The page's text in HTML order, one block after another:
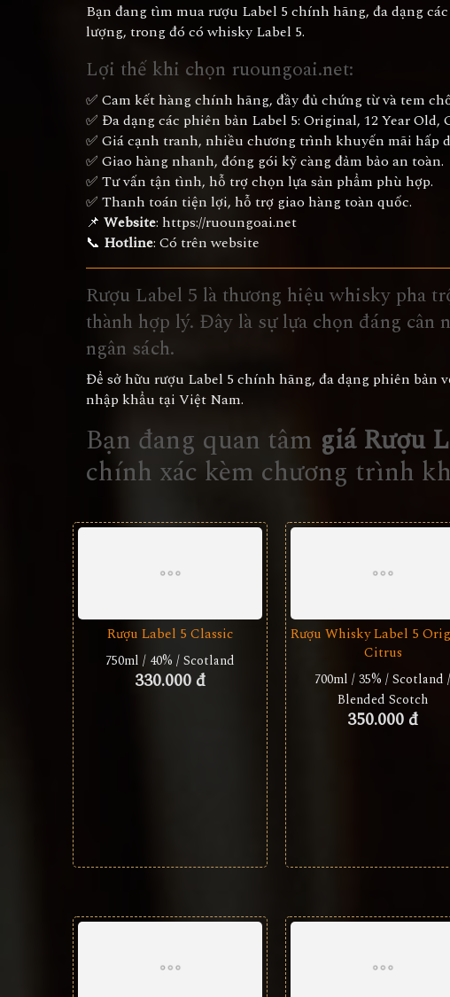
Bạn đang tìm mua rượu Label 5 chính hãng, đa dạng
lượng, trong đó có whisky Label 5.
Lợi thế khi chọn ruoungoai.net:
✅ Cam kết hàng chính hãng, đầy đủ chứng từ và tem
✅ Đa dạng các phiên bản Label 5: Original, 12 Year Old,
✅ Giá cạnh tranh, nhiều chương trình khuyến mãi hấp
✅ Giao hàng nhanh, đóng gói kỹ càng đảm bảo an toàn.
✅ Tư vấn tận tình, hỗ trợ chọn lựa sản phẩm phù hợp.
✅ Thanh toán tiện lợi, hỗ trợ giao hàng toàn quốc.
📌 Website: https://ruoungoai.net
📞 Hotline: Có trên website
Rượu Label 5 là thương hiệu whisky pha
thành hợp lý. Đây là sự lựa chọn đáng
ngân sách.
Để sở hữu rượu Label 5 chính hãng, đa dạng phiên bản
nhập khẩu tại Việt Nam.
Bạn đang quan tâm giá Rượu
chính xác kèm chương trình
Rượu Label 5 Classic
750ml / 40% / Scotland
330.000 đ
Rượu Whisky Label 5
Citrus
700ml / 35% / Scotland /
Blended Scotch
350.000 đ